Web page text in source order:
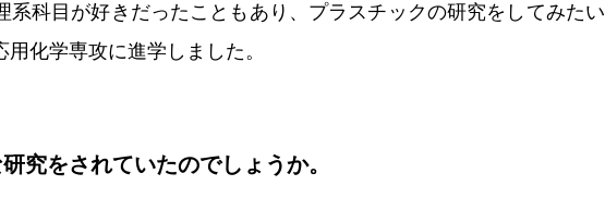
系科目が好きだったこともあり、プラスチックの研究をしてみたい
化学専攻に進学しました。
究をされていたのでしょうか。